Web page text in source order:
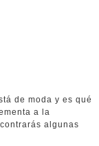
de moda y es qué
a la
algunas